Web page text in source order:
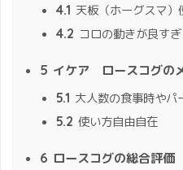
4.1 天板（ホーグスマ）
4.2 コロの動きが良す
5 イケア ロースコグの
5.1 大人数の食事時やパ
5.2 使い方自由自在
6 ロースコグの総合評価